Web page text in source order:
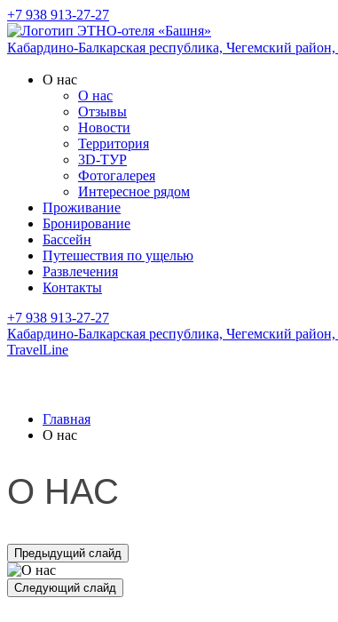
+7 938 913-27-27
Кабардино-Балкарская республика, Чегемский район,
О нас
О нас
Отзывы
Новости
Территория
3D-ТУР
Фотогалерея
Интересное рядом
Проживание
Бронирование
Бассейн
Путешествия по ущелью
Развлечения
Контакты
+7 938 913-27-27
Кабардино-Балкарская республика, Чегемский район,
TravelLine
Главная
О нас
О НАС
Предыдущий слайд
Следующий слайд